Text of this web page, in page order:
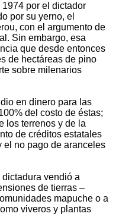
por el dictador
por su yerno, el
con el argumento de
Sin embargo, esa
que desde entonces
de hectáreas de pino
sobre milenarios
en dinero para las
del costo de éstas;
los terrenos y de la
de créditos estatales
el no pago de aranceles
vendió a
de tierras –
mapuche o a
viveros y plantas